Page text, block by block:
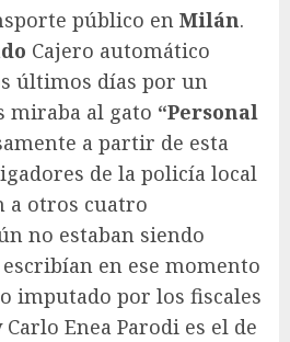
público en Milán.
Cajero automático
últimos días por un
miraba al gato “​Personal
a partir de esta
de la policía local
a otros cuatro
no estaban siendo
en ese momento
imputado por los fiscales
Enea Parodi es el de